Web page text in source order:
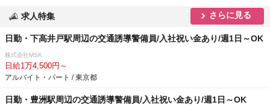
求人特集 さらに見る
日勤・下高井戸駅周辺の交通誘導警備員/入社祝い金あり/週1日～OK
株式会社MSK
日給1万4,500円～
アルバイト・パート / 東京都
日勤・豊洲駅周辺の交通誘導警備員/入社祝い金あり/週1日～OK